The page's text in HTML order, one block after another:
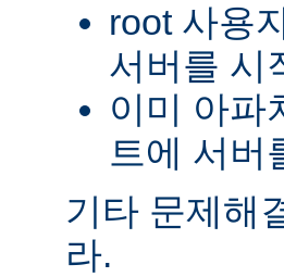
root 사용
서버를 시
이미 아파
트에 서버
기타 문제해
라.